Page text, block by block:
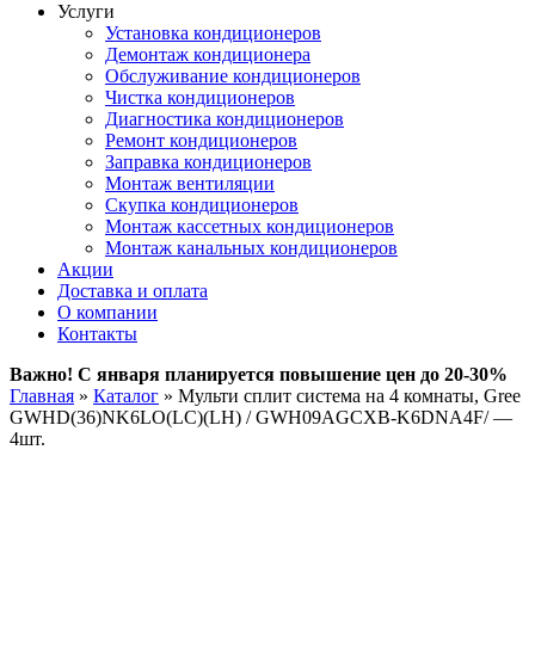
Услуги
Установка кондиционеров
Демонтаж кондиционера
Обслуживание кондиционеров
Чистка кондиционеров
Диагностика кондиционеров
Ремонт кондиционеров
Заправка кондиционеров
Монтаж вентиляции
Скупка кондиционеров
Монтаж кассетных кондиционеров
Монтаж канальных кондиционеров
Акции
Доставка и оплата
О компании
Контакты
Важно! С января планируется повышение цен до 20-30%
Главная » Каталог » Мульти сплит система на 4 комнаты, Gree
GWHD(36)NK6LO(LC)(LH) / GWH09AGCXB-K6DNA4F/ —
4шт.